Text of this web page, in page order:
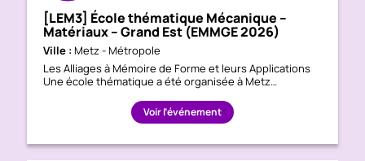
[LEM3] École thématique Mécanique –
Matériaux – Grand Est (EMMGE 2026)
Ville : Metz - Métropole
Les Alliages à Mémoire de Forme et leurs Applications
Une école thématique a été organisée à Metz…
Voir l’événement